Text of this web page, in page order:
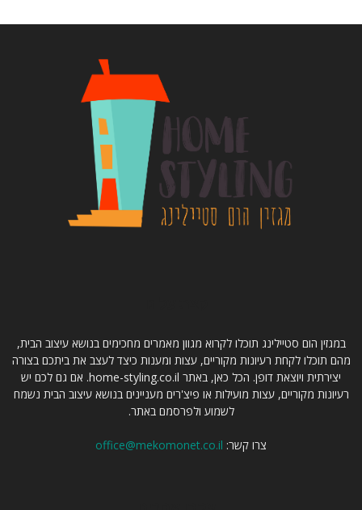
במגזין הום סטיילינג תוכלו לקרוא מגוון מאמרים מחכימים בנושא עיצוב הבית,
מהם תוכלו לקחת רעיונות מקוריים, עצות ומענות כיצד לעצב את ביתכם בצורה
יצירתית ויוצאת דופן. הכל כאן, באתר home-styling.co.il. אם גם לכם יש
רעיונות מקוריים, עצות מועילות או פיצ'רים מעניינים בנושא עיצוב הבית נשמח
לשמוע ולפרסמם באתר.
צרו קשר: office@mekomonet.co.il